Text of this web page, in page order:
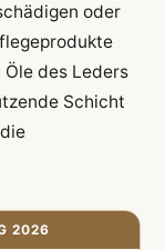
oder
des Leders
Schicht
2026